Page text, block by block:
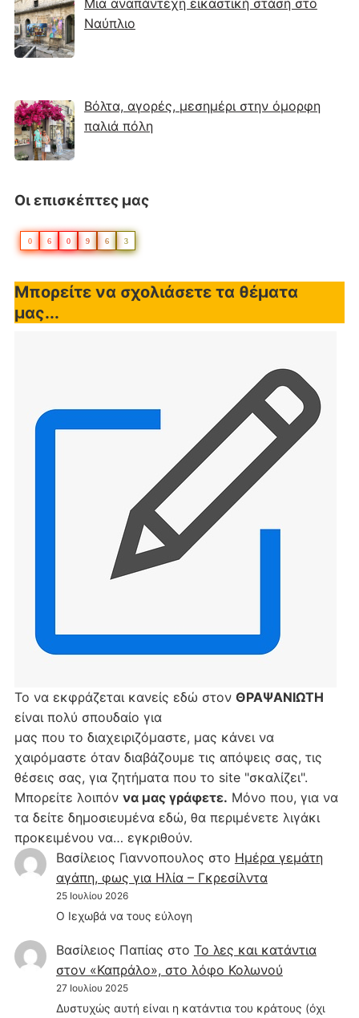
Ναύπλιο
Βόλτα, αγορές, μεσημέρι στην όμορφη
παλιά πόλη
Οι επισκέπτες μας
0 6 0 9 6 3
Μπορείτε να σχολιάσετε τα θέματα
μας...
Το να εκφράζεται κανείς εδώ στον ΘΡΑΨΑΝΙΩΤΗ
είναι πολύ σπουδαίο για
μας που το διαχειριζόμαστε, μας κάνει να
χαιρόμαστε όταν διαβάζουμε τις απόψεις σας, τις
θέσεις σας, για ζητήματα που το site "σκαλίζει".
Μπορείτε λοιπόν να μας γράφετε. Μόνο που, για να
τα δείτε δημοσιευμένα εδώ, θα περιμένετε λιγάκι
προκειμένου να… εγκριθούν.
Βασίλειος Γιαννοπουλος στο Hμέρα γεμάτη
αγάπη, φως για Ηλία – Γκρεσίλντα
25 Ιουλίου 2026
Ο Ιεχωβά να τους εύλογη
Βασίλειος Παπίας στο Το λες και κατάντια
στον «Καπράλο», στο λόφο Κολωνού
27 Ιουλίου 2025
Δυστυχώς αυτή είναι η κατάντια του κράτους (όχι